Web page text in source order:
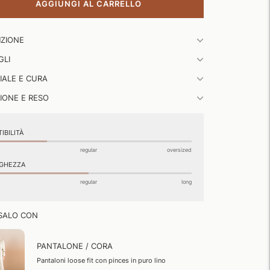
AGGIUNGI AL CARRELLO
E CURA
E RESO
regular oversized
regular long
CON
PANTALONE / CORA
Pantaloni loose fit con pinces in puro lino